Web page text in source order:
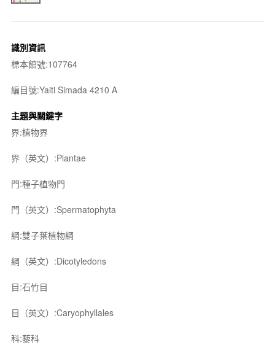
識別資訊
標本館號:107764
編目號:Yaiti Simada 4210 A
主題與關鍵字
界:植物界
界（英文）:Plantae
門:種子植物門
門（英文）:Spermatophyta
綱:雙子葉植物綱
綱（英文）:Dicotyledons
目:石竹目
目（英文）:Caryophyllales
科:藜科